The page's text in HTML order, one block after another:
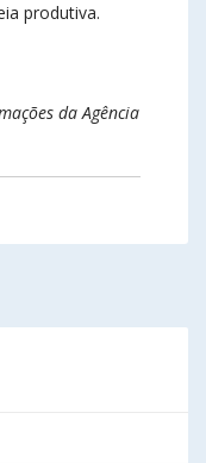
produtiva.
da Agência